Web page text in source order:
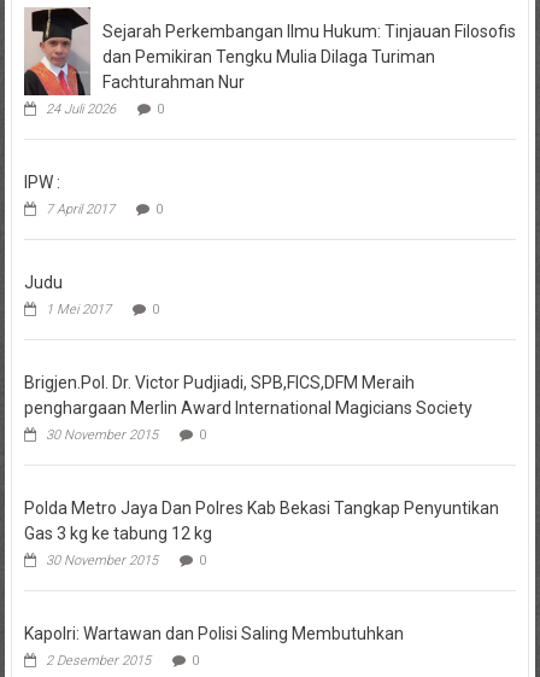
Sejarah Perkembangan Ilmu Hukum: Tinjauan Filosofis
dan Pemikiran Tengku Mulia Dilaga Turiman
Fachturahman Nur
24 Juli 2026 0
IPW :
7 April 2017 0
Judu
1 Mei 2017 0
Brigjen.Pol. Dr. Victor Pudjiadi, SPB,FICS,DFM Meraih
penghargaan Merlin Award International Magicians Society
30 November 2015 0
Polda Metro Jaya Dan Polres Kab Bekasi Tangkap Penyuntikan
Gas 3 kg ke tabung 12 kg
30 November 2015 0
Kapolri: Wartawan dan Polisi Saling Membutuhkan
2 Desember 2015 0